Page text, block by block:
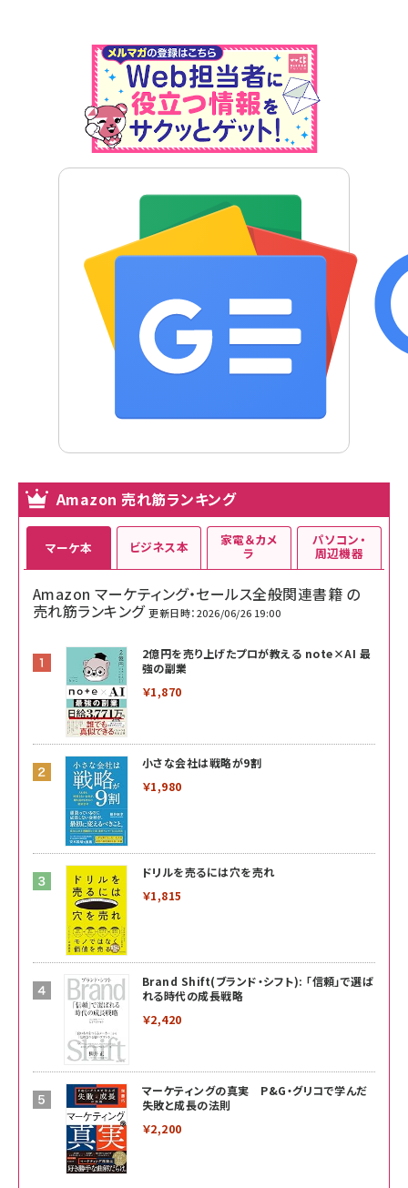
Amazon 売れ筋ランキング
マーケ本
Amazon マーケティング・セールス全般関連書籍 の
売れ筋ランキング 更新日時：2026/06/26 19:00
2億円を売り上げたプロが教える note×AI 最
強の副業
￥1,870
小さな会社は戦略が9割
￥1,980
ドリルを売るには穴を売れ
￥1,815
Brand Shift(ブランド・シフト): 「信頼」で選ば
れる時代の成長戦略
￥2,420
マーケティングの真実 P&G・グリコで学んだ
失敗と成長の法則
￥2,200
ビジネス本 家電＆カメ
ラ
パソコン・
周辺機器